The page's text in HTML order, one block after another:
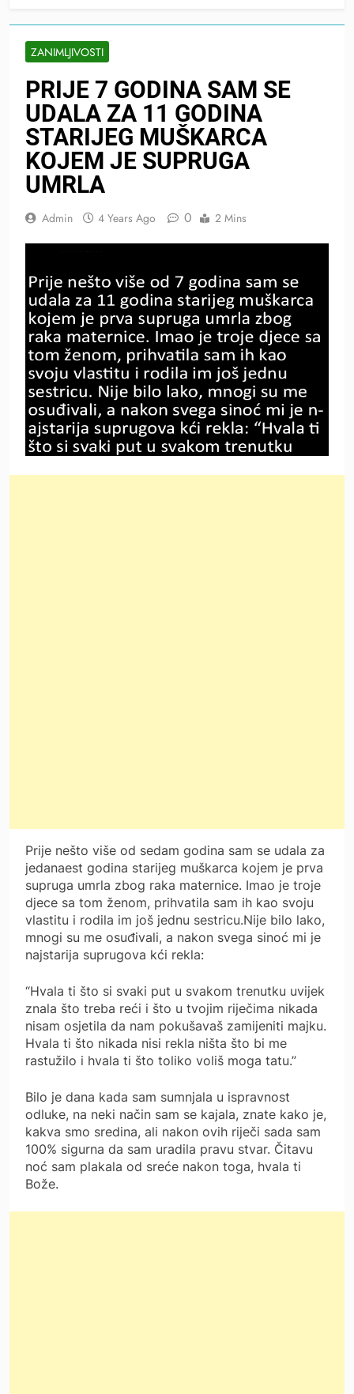
ZANIMLJIVOSTI
PRIJE 7 GODINA SAM SE
UDALA ZA 11 GODINA
STARIJEG MUŠKARCA
KOJEM JE SUPRUGA
UMRLA
Admin 4 Years Ago 0 2 Mins
Prije nešto više od sedam godina sam se udala za
jedanaest godina starijeg muškarca kojem je prva
supruga umrla zbog raka maternice. Imao je troje
djece sa tom ženom, prihvatila sam ih kao svoju
vlastitu i rodila im još jednu sestricu.Nije bilo lako,
mnogi su me osuđivali, a nakon svega sinoć mi je
najstarija suprugova kći rekla:
“Hvala ti što si svaki put u svakom trenutku uvijek
znala što treba reći i što u tvojim riječima nikada
nisam osjetila da nam pokušavaš zamijeniti majku.
Hvala ti što nikada nisi rekla ništa što bi me
rastužilo i hvala ti što toliko voliš moga tatu.”
Bilo je dana kada sam sumnjala u ispravnost
odluke, na neki način sam se kajala, znate kako je,
kakva smo sredina, ali nakon ovih riječi sada sam
100% sigurna da sam uradila pravu stvar. Čitavu
noć sam plakala od sreće nakon toga, hvala ti
Bože.